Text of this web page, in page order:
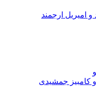
امیریل ارجمند
کامبیز جمشیدی